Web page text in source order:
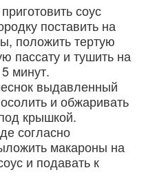
соус
поставить на
положить тертую
пассату и тушить на
минут.
выдавленный
и обжаривать
крышкой.
согласно
макароны на
и подавать к